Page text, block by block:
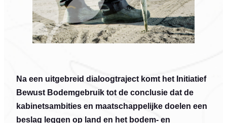
Na een uitgebreid dialoogtraject komt het Initiatief
Bewust Bodemgebruik tot de conclusie dat de
kabinetsambities en maatschappelijke doelen een
beslag leggen op land en het bodem- en